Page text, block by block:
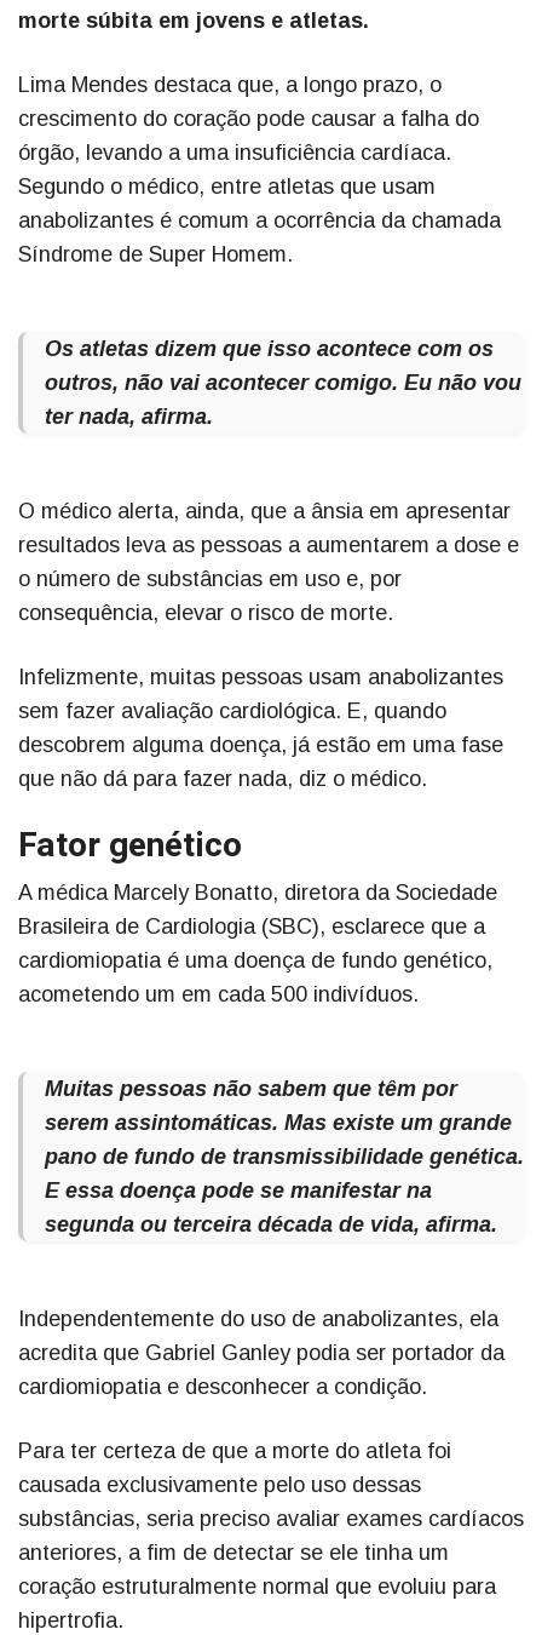
morte súbita em jovens e atletas.
Lima Mendes destaca que, a longo prazo, o
crescimento do coração pode causar a falha do
órgão, levando a uma insuficiência cardíaca.
Segundo o médico, entre atletas que usam
anabolizantes é comum a ocorrência da chamada
Síndrome de Super Homem.
Os atletas dizem que isso acontece com os
outros, não vai acontecer comigo. Eu não vou
ter nada, afirma.
O médico alerta, ainda, que a ânsia em apresentar
resultados leva as pessoas a aumentarem a dose e
o número de substâncias em uso e, por
consequência, elevar o risco de morte.
Infelizmente, muitas pessoas usam anabolizantes
sem fazer avaliação cardiológica. E, quando
descobrem alguma doença, já estão em uma fase
que não dá para fazer nada, diz o médico.
Fator genético
A médica Marcely Bonatto, diretora da Sociedade
Brasileira de Cardiologia (SBC), esclarece que a
cardiomiopatia é uma doença de fundo genético,
acometendo um em cada 500 indivíduos.
Muitas pessoas não sabem que têm por
serem assintomáticas. Mas existe um grande
pano de fundo de transmissibilidade genética.
E essa doença pode se manifestar na
segunda ou terceira década de vida, afirma.
Independentemente do uso de anabolizantes, ela
acredita que Gabriel Ganley podia ser portador da
cardiomiopatia e desconhecer a condição.
Para ter certeza de que a morte do atleta foi
causada exclusivamente pelo uso dessas
substâncias, seria preciso avaliar exames cardíacos
anteriores, a fim de detectar se ele tinha um
coração estruturalmente normal que evoluiu para
hipertrofia.